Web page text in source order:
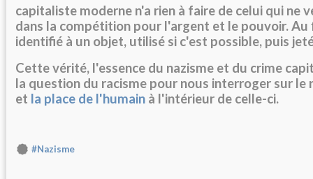
capitaliste moderne n'a rien à faire de celui qui ne
dans la compétition pour l'argent et le pouvoir. Au
identifié à un objet, utilisé si c'est possible, puis
Cette vérité, l'essence du nazisme et du crime
la question du racisme pour nous interroger sur le
et la place de l'humain à l'intérieur de celle-ci.
#Nazisme